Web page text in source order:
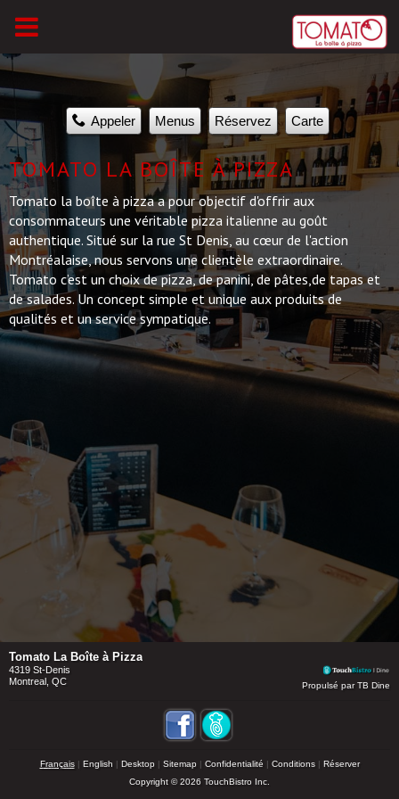
Accueil
Détails
Galerie
Contact
Desktop
Appeler Menus Réservez Carte
TOMATO LA BOÎTE À PIZZA
Tomato la boîte à pizza a pour objectif d'offrir aux
consommateurs une véritable pizza italienne au goût
authentique. Situé sur la rue St Denis, au cœur de l'action
Montréalaise, nous servons une clientèle extraordinaire.
Tomato c’est un choix de pizza, de panini, de pâtes,de tapas et
de salades. Un concept simple et unique aux produits de
qualités et un service sympatique.
Tomato La Boîte à Pizza
4319 St-Denis
Montreal, QC
Propulsé par TB Dine
Français English Desktop Sitemap Confidentialité Conditions
Réserver
Copyright © 2026 TouchBistro Inc.